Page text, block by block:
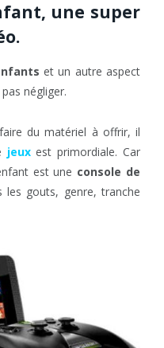
une super
et un autre aspect
négliger.
du matériel à offrir, il
jeux est primordiale. Car
est une console de
gouts, genre, tranche